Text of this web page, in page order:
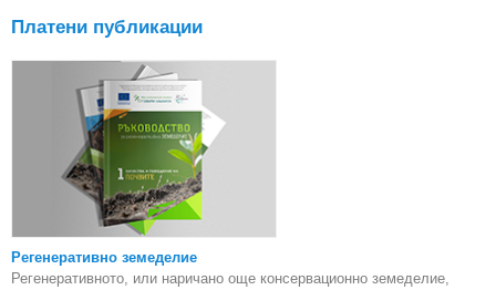
Платени публикации
Регенеративно земеделие
Регенеративното, или наричано още консервационно земеделие,